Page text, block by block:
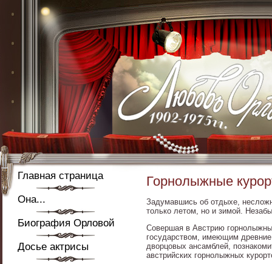
Главная страница
Она...
Биография Орловой
Досье актрисы
Горнолыжные
Задумавшись об отдыхе,
только летом, но и зимой.
Совершая в Австрию
государством, имеющим
дворцовых ансамблей,
австрийских горнолыжных